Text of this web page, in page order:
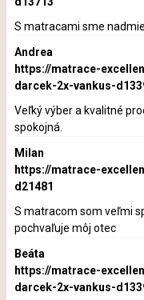
S matracami sme
Andrea
https://matrace-
darcek-2x-vankus-
Veľký výber a kvalitné
spokojná.
Milan
https://matrace-
d21481
S matracom som veľmi
pochvaľuje môj otec
Beáta
https://matrace-
darcek-2x-vankus-